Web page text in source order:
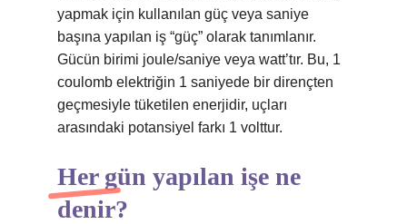
yapmak için kullanılan güç veya saniye
başına yapılan iş “güç” olarak tanımlanır.
Gücün birimi joule/saniye veya watt’tır. Bu, 1
coulomb elektriğin 1 saniyede bir dirençten
geçmesiyle tüketilen enerjidir, uçları
arasındaki potansiyel farkı 1 volttur.
Her gün yapılan işe ne
denir?